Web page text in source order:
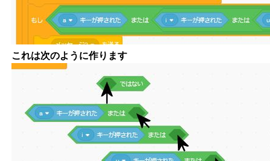
これは次のように作ります